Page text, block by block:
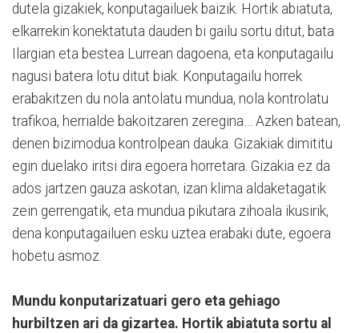
dutela gizakiek, konputagailuek baizik. Hortik abiatuta,
elkarrekin konektatuta dauden bi gailu sortu ditut, bata
Ilargian eta bestea Lurrean dagoena, eta konputagailu
nagusi batera lotu ditut biak. Konputagailu horrek
erabakitzen du nola antolatu mundua, nola kontrolatu
trafikoa, herrialde bakoitzaren zeregina… Azken batean,
denen bizimodua kontrolpean dauka. Gizakiak dimititu
egin duelako iritsi dira egoera horretara. Gizakia ez da
ados jartzen gauza askotan, izan klima aldaketagatik
zein gerrengatik, eta mundua pikutara zihoala ikusirik,
dena konputagailuen esku uztea erabaki dute, egoera
hobetu asmoz.
Mundu konputarizatuari gero eta gehiago
hurbiltzen ari da gizartea. Hortik abiatuta sortu al